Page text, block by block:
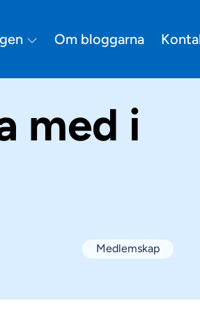
Om bloggarna
med i
Medlemskap